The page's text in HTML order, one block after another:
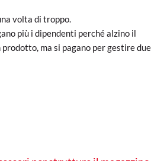
volta di troppo.
più i dipendenti perché alzino il
ma si pagano per gestire due